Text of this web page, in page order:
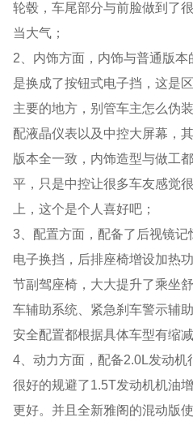
轮毂，车尾部分与前脸做到了
当大气；
2、内饰方面，内饰与普通版
是换成了按钮式电子挡，这是
主要的地方，别管车主怎么伪
配液晶仪表以及中控大屏幕，
版本全一致，内饰造型与做工
平，只是中控让很多车友感觉
上，这个是个人喜好吧；
3、配置方面，配备了后视镜
电子换挡，后排座椅增设加热
节副驾座椅，大大提升了乘坐
车辅助系统、紧急刹车警示辅
安全配置都根据具体车型有缩减
4、动力方面，配备2.0L发动机
很好的规避了1.5T发动机机油
更好。并且全新雅阁的混动版